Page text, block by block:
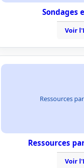
Sondages
Voir
Ressources
Ressources
Voir